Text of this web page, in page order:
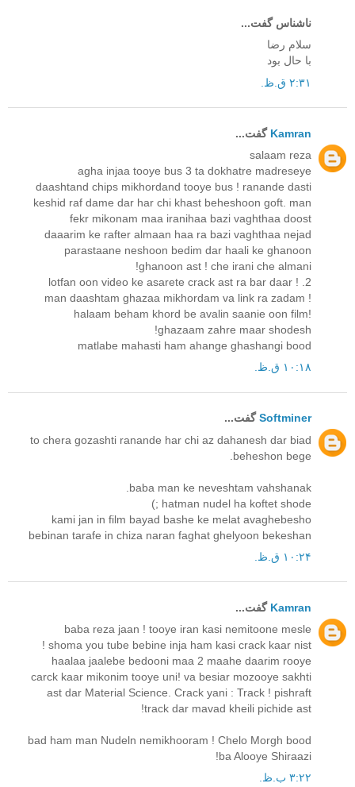
ناشناس گفت...
سلام رضا
با حال بود
۲:۳۱ ق.ظ.
Kamran گفت...
salaam reza
agha injaa tooye bus 3 ta dokhatre madreseye
daashtand chips mikhordand tooye bus ! ranande dasti
keshid raf dame dar har chi khast beheshoon goft. man
fekr mikonam maa iranihaa bazi vaghthaa doost
daaarim ke rafter almaan haa ra bazi vaghthaa nejad
parastaane neshoon bedim dar haali ke ghanoon
ghanoon ast ! che irani che almani!
2. lotfan oon video ke asarete crack ast ra bar daar !
man daashtam ghazaa mikhordam va link ra zadam !
halaam beham khord be avalin saanie oon film!
ghazaam zahre maar shodesh!
matlabe mahasti ham ahange ghashangi bood
۱۰:۱۸ ق.ظ.
Softminerگفت...
to chera gozashti ranande har chi az dahanesh dar biad
beheshon bege.
baba man ke neveshtam vahshanak.
hatman nudel ha koftet shode ;)
kami jan in film bayad bashe ke melat avaghebesho
bebinan tarafe in chiza naran faghat ghelyoon bekeshan
۱۰:۲۴ ق.ظ.
Kamran گفت...
baba reza jaan ! tooye iran kasi nemitoone mesle
shoma you tube bebine inja ham kasi crack kaar nist !
haalaa jaalebe bedooni maa 2 maahe daarim rooye
carck kaar mikonim tooye uni! va besiar mozooye sakhti
ast dar Material Science. Crack yani : Track ! pishraft
track dar mavad kheili pichide ast!
bad ham man Nudeln nemikhooram ! Chelo Morgh bood
ba Alooye Shiraazi!
۳:۲۲ ب.ظ.